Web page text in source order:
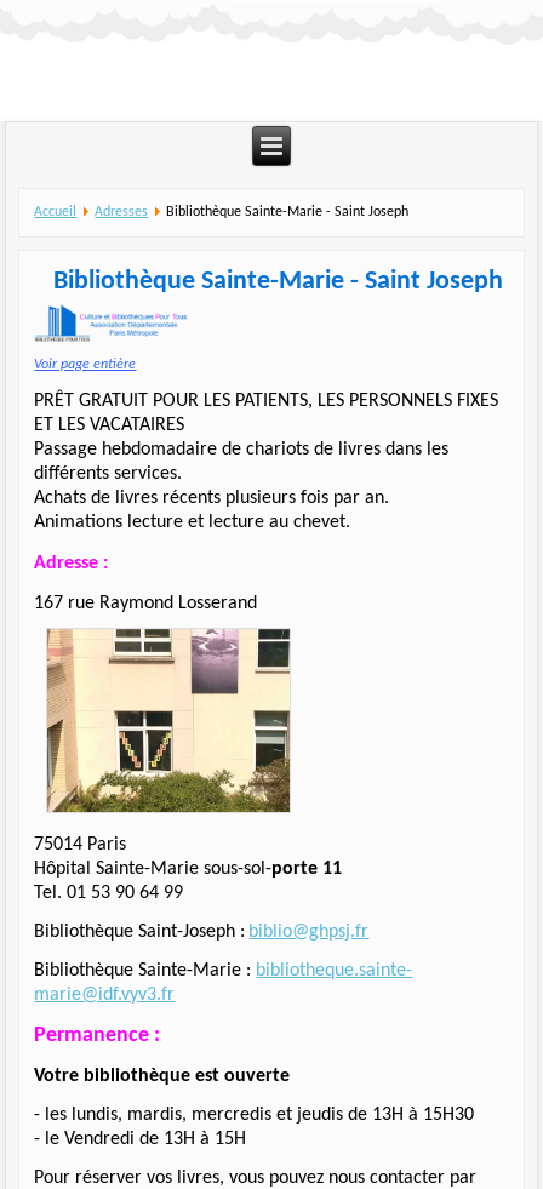
Accueil Adresses Bibliothèque Sainte-Marie - Saint Joseph
Bibliothèque Sainte-Marie - Saint Joseph
Voir page entière
PRÊT GRATUIT POUR LES PATIENTS, LES PERSONNELS FIXES
ET LES VACATAIRES
Passage hebdomadaire de chariots de livres dans les
différents services.
Achats de livres récents plusieurs fois par an.
Animations lecture et lecture au chevet.
Adresse :
167 rue Raymond Losserand
75014 Paris
Hôpital Sainte-Marie sous-sol-porte 11
Tel. 01 53 90 64 99
Bibliothèque Saint-Joseph : biblio@ghpsj.fr
Bibliothèque Sainte-Marie : bibliotheque.sainte-
marie@idf.vyv3.fr
Permanence :
Votre bibliothèque est ouverte
- les lundis, mardis, mercredis et jeudis de 13H à 15H30
- le Vendredi de 13H à 15H
Pour réserver vos livres, vous pouvez nous contacter par